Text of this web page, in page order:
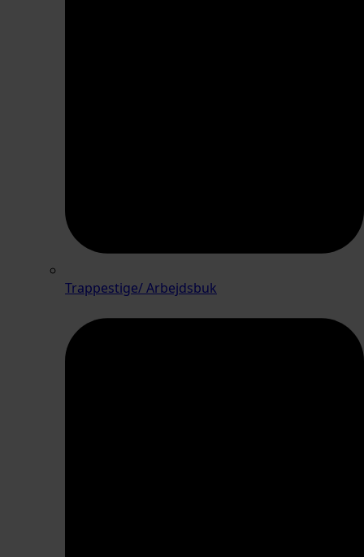
Trappestige/ Arbejdsbuk